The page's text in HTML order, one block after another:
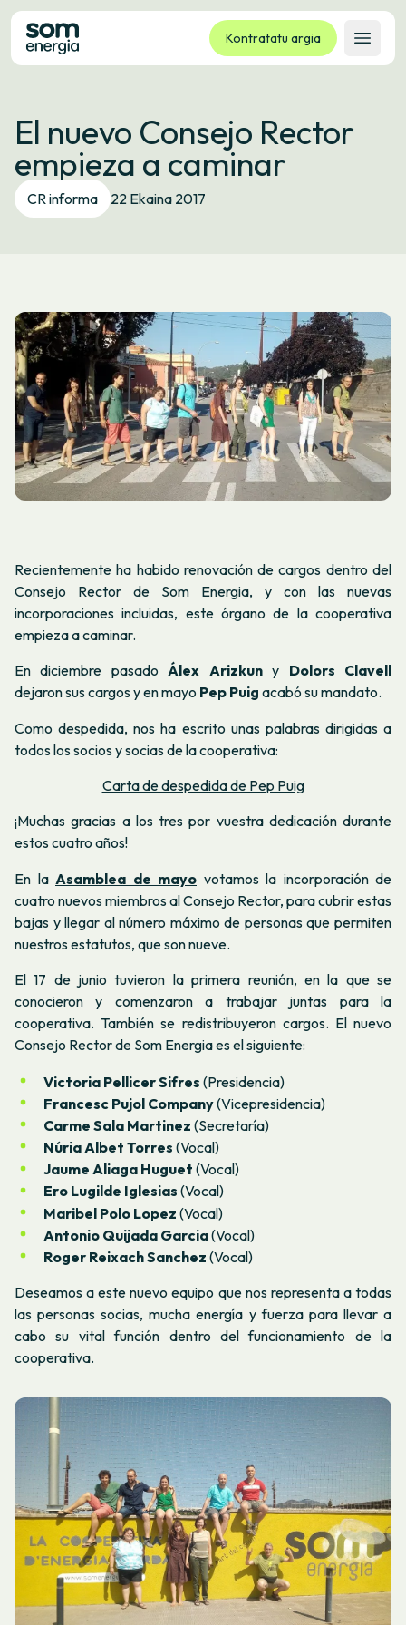
Kontratatu argia
Ireki
Tarifak
Zerbitzuak
Enpresak
Kooperatiba
Hizkuntza: ES CA GL EU
El nuevo Consejo Rector
empieza a caminar
CR informa 22 Ekaina 2017
Recientemente ha habido renovación de cargos dentro del
Consejo Rector de Som Energia, y con las nuevas
incorporaciones incluidas, este órgano de la cooperativa
empieza a caminar.
En diciembre pasado Álex Arizkuny Dolors Clavell
dejaron sus cargos y en mayo Pep Puig acabó su mandato.
Como despedida, nos ha escrito unas palabras dirigidas a
todos los socios y socias de la cooperativa:
Carta de despedida de Pep Puig
¡Muchas gracias a los tres por vuestra dedicación durante
estos cuatro años!
En la Asamblea de mayo votamos la incorporación de
cuatro nuevos miembros al Consejo Rector, para cubrir estas
bajas y llegar al número máximo de personas que permiten
nuestros estatutos, que son nueve.
El 17 de junio tuvieron la primera reunión, en la que se
conocieron y comenzaron a trabajar juntas para la
cooperativa. También se redistribuyeron cargos. El nuevo
Consejo Rector de Som Energia es el siguiente:
Victoria Pellicer Sifres (Presidencia)
Francesc Pujol Company(Vicepresidencia)
Carme Sala Martinez (Secretaría)
Núria Albet Torres (Vocal)
Jaume Aliaga Huguet (Vocal)
Ero Lugilde Iglesias (Vocal)
Maribel Polo Lopez (Vocal)
Antonio Quijada Garcia(Vocal)
Roger Reixach Sanchez (Vocal)
Deseamos a este nuevo equipo que nos representa a todas
las personas socias, mucha energía y fuerza para llevar a
cabo su vital función dentro del funcionamiento de la
cooperativa.